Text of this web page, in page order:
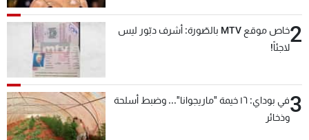
2
خاص موقع MTV بالصّورة: أشرف دبّور ليس
لاجئاً!
3
في بوداي: ١٦ خيمة "ماريجوانا"... وضبط أسلحة
وذخائر